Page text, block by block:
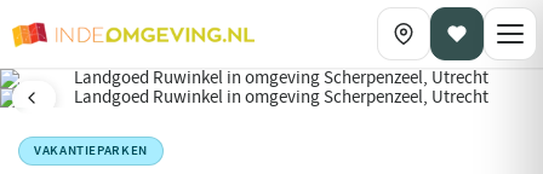
VAKANTIEPARKEN